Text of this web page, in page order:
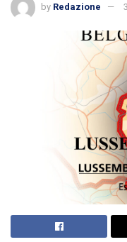
by Redazione